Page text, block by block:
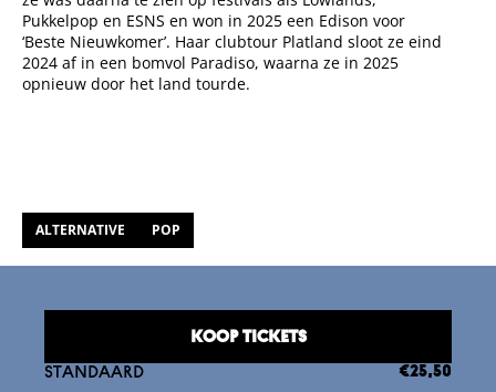
Pukkelpop en ESNS en won in 2025 een Edison voor
‘Beste Nieuwkomer’. Haar clubtour Platland sloot ze eind
2024 af in een bomvol Paradiso, waarna ze in 2025
opnieuw door het land tourde.
ALTERNATIVE POP
KOOP TICKETS
STANDAARD €25,50